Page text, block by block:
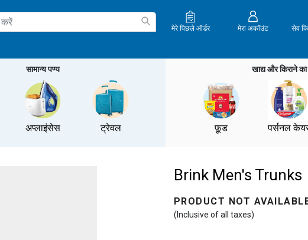
मेरे पिछले ऑर्डर मेरा अकॉउंट सेव
सामान्य पण्य
अप्लाइंसेस ट्रेवल
खाद्य और किराने का
फ़ूड पर्सनल
Brink Men's Trunks
PRODUCT NOT
(Inclusive of all taxes)